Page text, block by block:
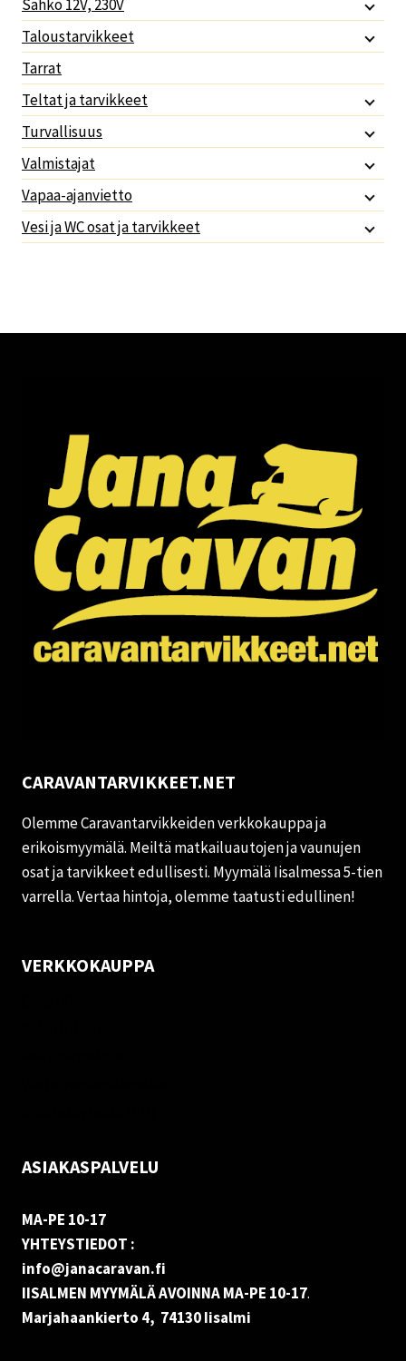
Sähkö 12V, 230V
Taloustarvikkeet
Tarrat
Teltat ja tarvikkeet
Turvallisuus
Valmistajat
Vapaa-ajanvietto
Vesi ja WC osat ja tarvikkeet
CARAVANTARVIKKEET.NET
Olemme Caravantarvikkeiden verkkokauppa ja
erikoismyymälä. Meiltä matkailuautojen ja vaunujen
osat ja tarvikkeet edullisesti. Myymälä Iisalmessa 5-tien
varrella. Vertaa hintoja, olemme taatusti edullinen!
VERKKOKAUPPA
ASIAKASPALVELU
MA-PE 10-17
YHTEYSTIEDOT :
info@janacaravan.fi
IISALMEN MYYMÄLÄ AVOINNA MA-PE 10-17.
Marjahaankierto 4, 74130 Iisalmi